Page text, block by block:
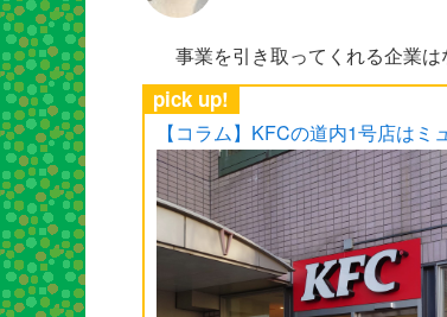
事業を引き取ってくれる企業は
pick up!
【コラム】KFCの道内1号店は